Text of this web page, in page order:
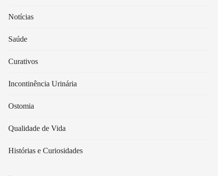
Notícias
Saúde
Curativos
Incontinência Urinária
Ostomia
Qualidade de Vida
Histórias e Curiosidades